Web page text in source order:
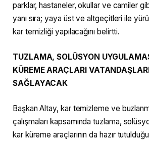
parklar, hastaneler, okullar ve camiler
yanı sıra; yaya üst ve altgeçitleri ile
kar temizliği yapılacağını belirtti.
TUZLAMA, SOLÜSYON
KÜREME ARAÇLARI
SAĞLAYACAK
Başkan Altay, kar temizleme ve
çalışmaları kapsamında tuzlama,
kar küreme araçlarının da hazır